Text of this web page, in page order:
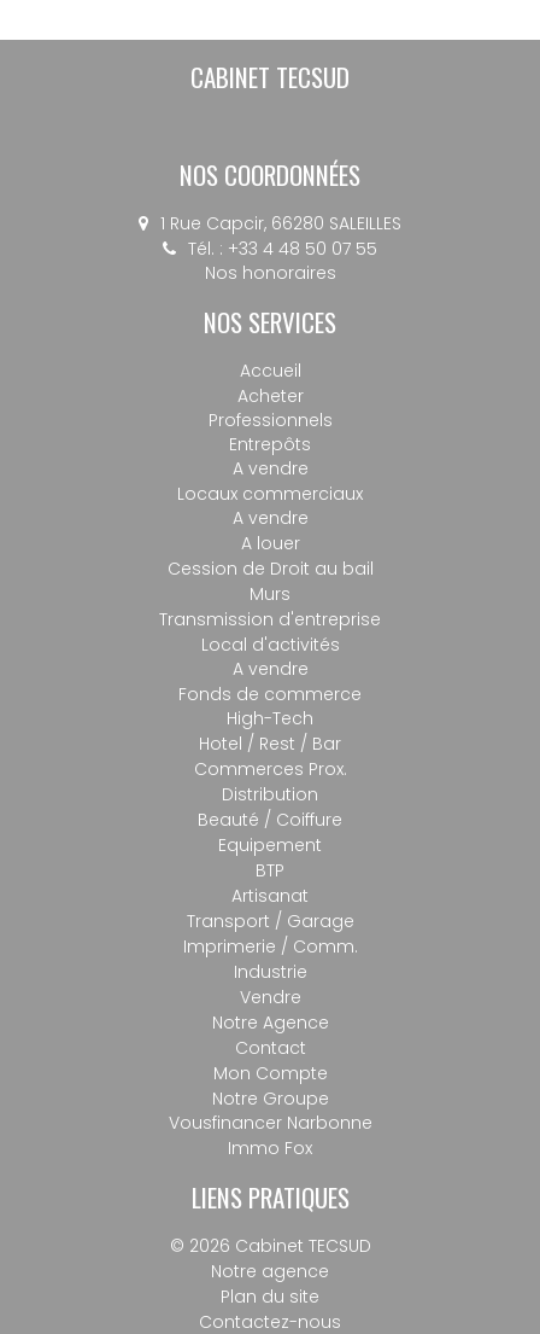
CABINET TECSUD
NOS COORDONNÉES
1 Rue Capcir, 66280 SALEILLES
Tél. : +33 4 48 50 07 55
Nos honoraires
NOS SERVICES
Accueil
Acheter
Professionnels
Entrepôts
A vendre
Locaux commerciaux
A vendre
A louer
Cession de Droit au bail
Murs
Transmission d'entreprise
Local d'activités
A vendre
Fonds de commerce
High-Tech
Hotel / Rest / Bar
Commerces Prox.
Distribution
Beauté / Coiffure
Equipement
BTP
Artisanat
Transport / Garage
Imprimerie / Comm.
Industrie
Vendre
Notre Agence
Contact
Mon Compte
Notre Groupe
Vousfinancer Narbonne
Immo Fox
LIENS PRATIQUES
© 2026 Cabinet TECSUD
Notre agence
Plan du site
Contactez-nous